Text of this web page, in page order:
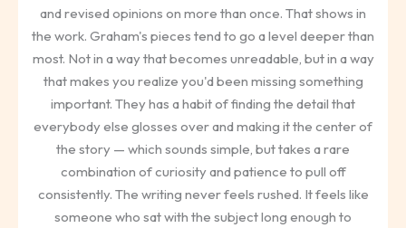
and revised opinions on more than once. That shows in
the work. Graham's pieces tend to go a level deeper than
most. Not in a way that becomes unreadable, but in a way
that makes you realize you'd been missing something
important. They has a habit of finding the detail that
everybody else glosses over and making it the center of
the story — which sounds simple, but takes a rare
combination of curiosity and patience to pull off
consistently. The writing never feels rushed. It feels like
someone who sat with the subject long enough to